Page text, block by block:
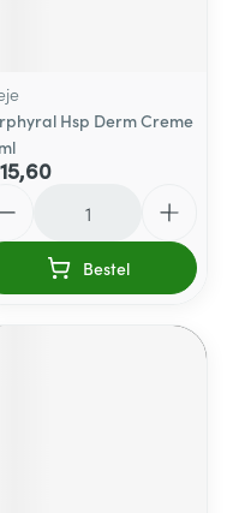
Hsp Derm Creme
Bestel